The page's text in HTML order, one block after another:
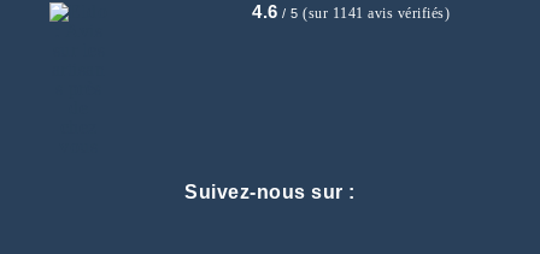
4.6 / 5(sur 1141 avis vérifiés)
Suivez-nous sur :